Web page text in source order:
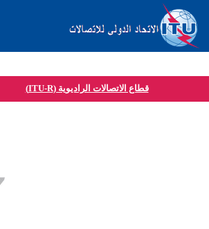
قطاع الاتصالات الراديوية (ITU-R)